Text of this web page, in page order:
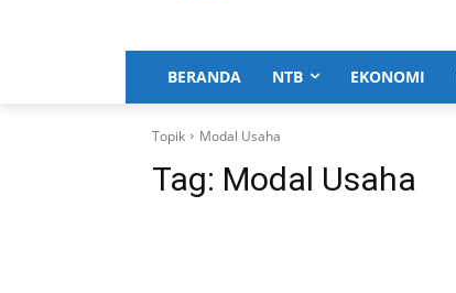
BERANDA NTB EKONOMI
Topik Modal Usaha
Tag: Modal Usaha